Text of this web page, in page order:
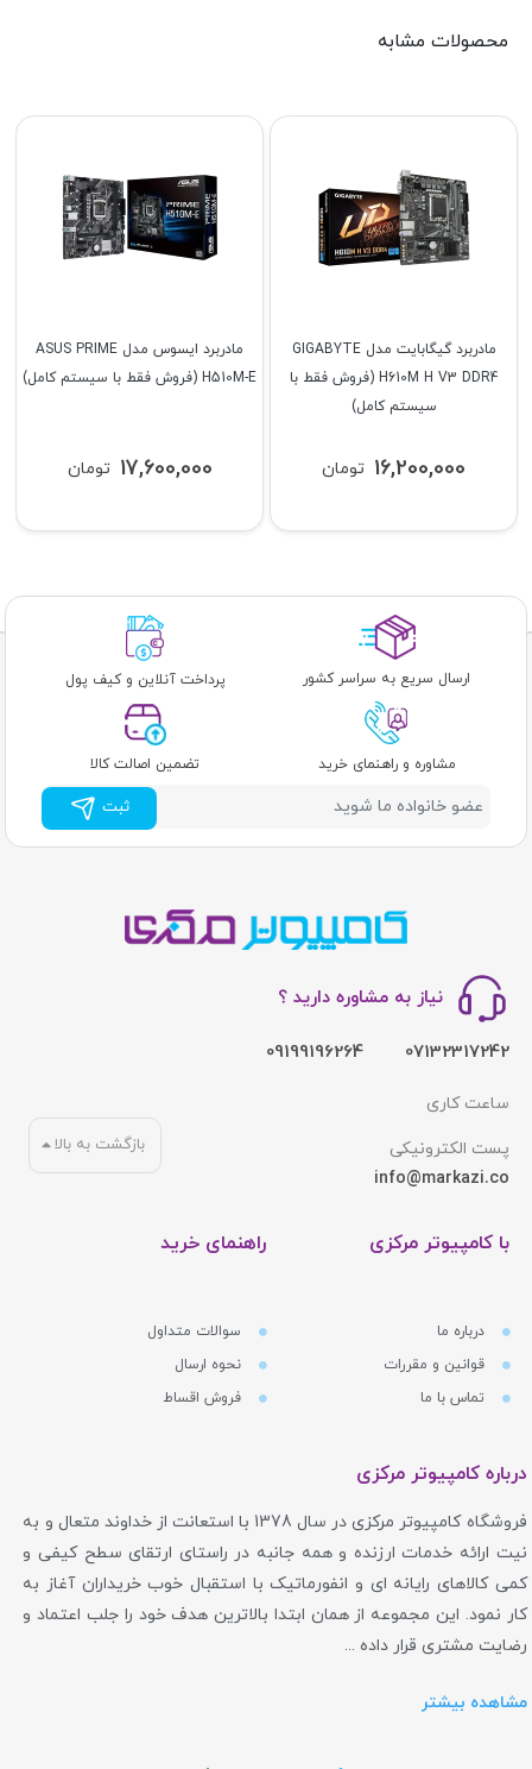
محصولات مشابه
مادربرد ایسوس مدل ASUS PRIME
H510M-E (فروش فقط با سیستم کامل)
تومان 17,600,000
مادربرد گیگابایت مدل GIGABYTE
H610M H V3 DDR4 (فروش فقط با
سیستم کامل)
تومان 16,200,000
ارسال سریع به سراسر کشور پرداخت آنلاین و کیف پول
مشاوره و راهنمای خرید تضمین اصالت کالا
ثبت
نیاز به مشاوره دارید ؟
07132317242
09199196264
ساعت کاری
پست الکترونیکی
info@markazi.co
با کامپیوتر مرکزی
درباره ما
قوانین و مقررات
تماس با ما
راهنمای خرید
سوالات متداول
نحوه ارسال
فروش اقساط
بازگشت به بالا
درباره کامپیوتر مرکزی
فروشگاه کامپیوتر مرکزی در سال 1378 با استعانت از خداوند متعال و به
نیت ارائه خدمات ارزنده و همه جانبه در راستای ارتقای سطح کیفی و
کمی کالاهای رایانه ای و انفورماتیک با استقبال خوب خریداران آغاز به
کار نمود. این مجموعه از همان ابتدا بالاترین هدف خود را جلب اعتماد و
رضایت مشتری قرار داده ...
مشاهده بیشتر